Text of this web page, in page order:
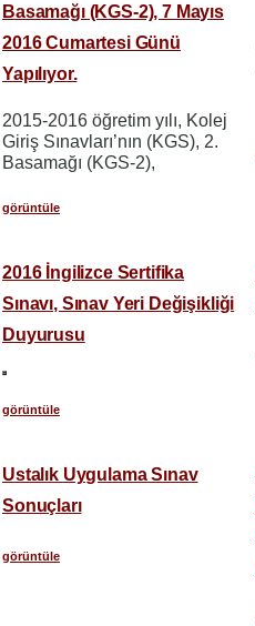
Basamağı (KGS-2), 7 Mayıs
2016 Cumartesi Günü
Yapılıyor.
2015-2016 öğretim yılı, Kolej
Giriş Sınavları’nın (KGS), 2.
Basamağı (KGS-2),
görüntüle
2016 İngilizce Sertifika
Sınavı, Sınav Yeri Değişikliği
Duyurusu
görüntüle
Ustalık Uygulama Sınav
Sonuçları
görüntüle